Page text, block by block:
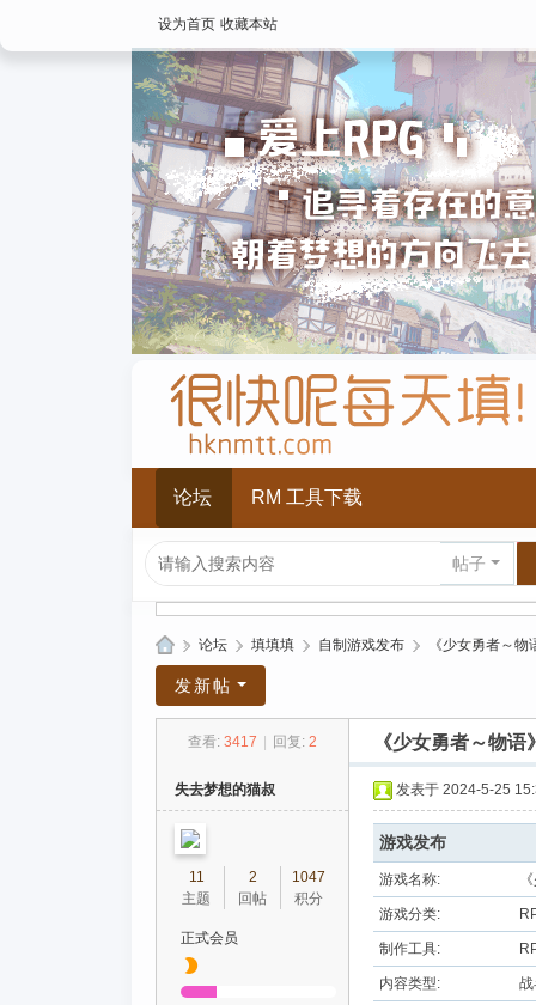
设为首页 收藏本站
论坛 RM 工具下载
帖子
上
» 论坛 › 填填填 › 自制游戏发布 › 《少女勇者～物
发新帖
查看: 3417 回复: 2 《少女勇者～物语
失去梦想的猫叔
11
主题
2
回帖
1047
积分
正式会员
发表于 2024-5-25
游戏发布
游戏名称:
游戏分类:
制作工具:
内容类型: